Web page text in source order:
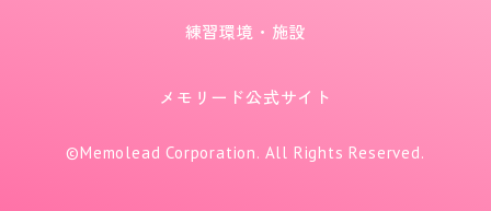
練習環境・施設
メモリード公式サイト
©Memolead Corporation. All Rights Reserved.